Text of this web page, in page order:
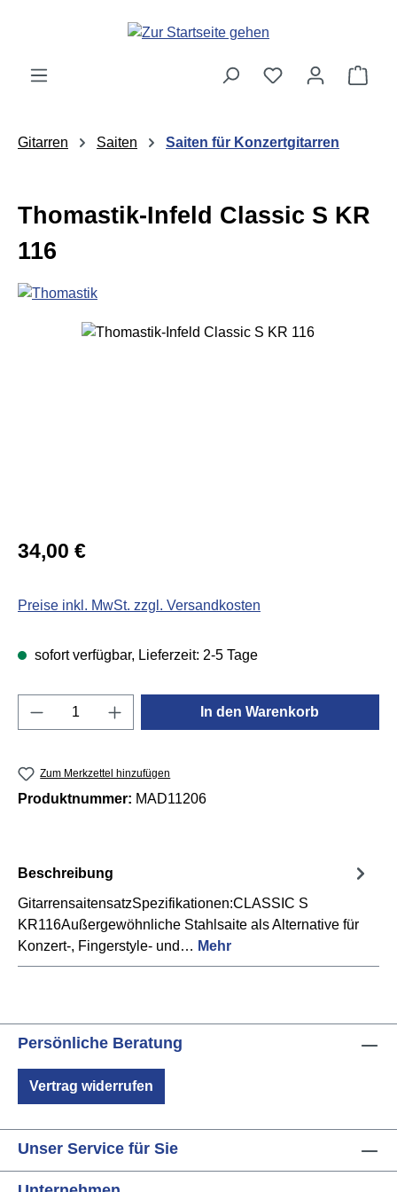
Zum Hauptinhalt springen
Gitarren Saiten Saiten für Konzertgitarren
Thomastik-Infeld Classic S KR
116
Bildergalerie überspringen
Regulärer Preis:
34,00 €
Preise inkl. MwSt. zzgl. Versandkosten
sofort verfügbar, Lieferzeit: 2-5 Tage
Produkt Anzahl: Gib den gewünschten
In den Warenkorb
Zum Merkzettel hinzufügen
Produktnummer: MAD11206
Beschreibung
GitarrensaitensatzSpezifikationen:CLASSIC S
KR116Außergewöhnliche Stahlsaite als Alternative für
Konzert-, Fingerstyle- und… Mehr
Persönliche Beratung
Vertrag widerrufen
Unser Service für Sie